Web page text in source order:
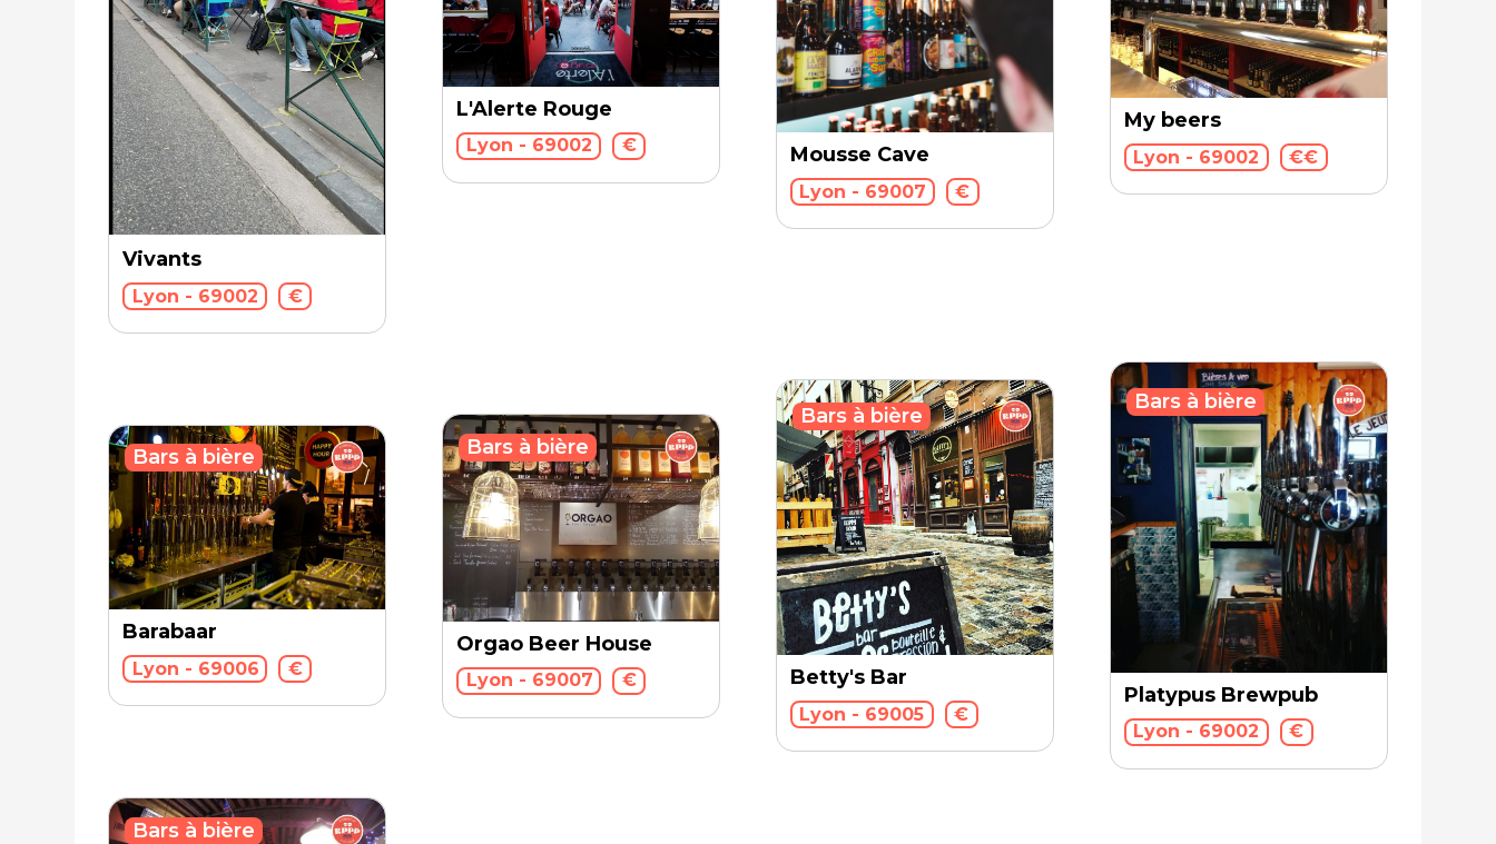
Vivants
Lyon - 69002 €
L'Alerte Rouge
Lyon - 69002 € Mousse Cave
Lyon - 69007 €
My beers
Lyon - 69002 €€
Barabaar
Lyon - 69006 €
Bars à bière
Orgao Beer House
Lyon - 69007 €
Bars à bière
Betty's Bar
Lyon - 69005 €
Bars à bière
Platypus Brewpub
Lyon - 69002 €
Bars à bière
Bars à bière